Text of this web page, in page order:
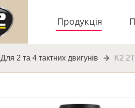
Продукція
Для 2 та 4 тактних двигунів K2